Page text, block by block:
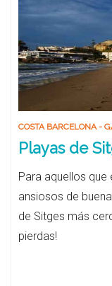
COSTA BARCELONA -
Playas de
Para aquellos
ansiosos de
de Sitges más
pierdas!